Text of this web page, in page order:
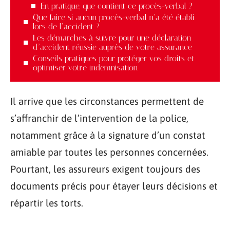
En pratique, que contient ce procès-verbal ?
Que faire si aucun procès-verbal n’a été établi
lors de l’accident ?
Les démarches à suivre pour une déclaration
d’accident réussie auprès de votre assurance
Conseils pratiques pour protéger vos droits et
optimiser votre indemnisation
Il arrive que les circonstances permettent de
s’affranchir de l’intervention de la police,
notamment grâce à la signature d’un constat
amiable par toutes les personnes concernées.
Pourtant, les assureurs exigent toujours des
documents précis pour étayer leurs décisions et
répartir les torts.